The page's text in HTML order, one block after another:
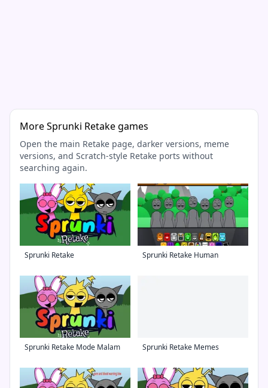
More Sprunki Retake games
Open the main Retake page, darker versions, meme
versions, and Scratch-style Retake ports without
searching again.
Sprunki Retake Sprunki Retake Human
Sprunki Retake Mode Malam Sprunki Retake Memes